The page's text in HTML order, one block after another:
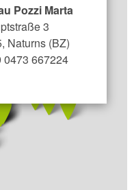
Pozzi Marta
3
Naturns (BZ)
0473 667224